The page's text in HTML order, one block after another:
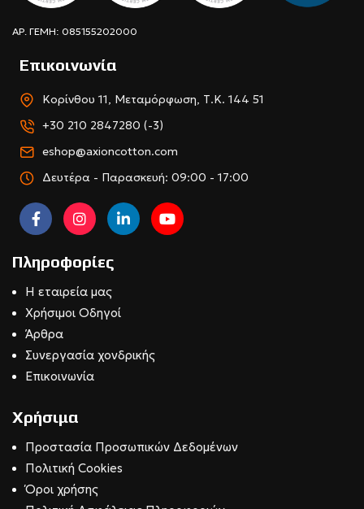
ΑΡ. ΓΕΜΗ: 085155202000
Επικοινωνία
Κορίνθου 11, Μεταμόρφωση, Τ.Κ. 144 51
+30 210 2847280 (-3)
eshop@axioncotton.com
Δευτέρα - Παρασκευή: 09:00 - 17:00
Πληροφορίες
Η εταιρεία μας
Χρήσιμοι Οδηγοί
Άρθρα
Συνεργασία χονδρικής
Επικοινωνία
Χρήσιμα
Προστασία Προσωπικών Δεδομένων
Πολιτική Cookies
Όροι χρήσης